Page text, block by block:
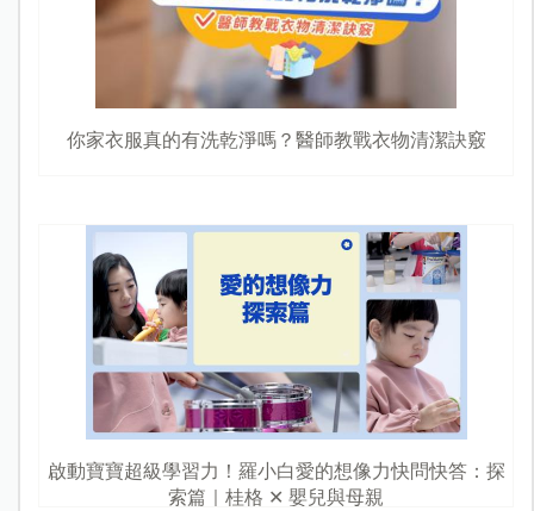
你家衣服真的有洗乾淨嗎？醫師教戰衣物清潔訣竅
啟動寶寶超級學習力！羅小白愛的想像力快問快答：探
索篇｜桂格 ✕ 嬰兒與母親